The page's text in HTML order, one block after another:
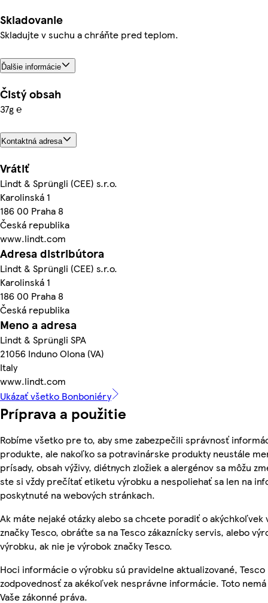
Skladovanie
Skladujte v suchu a chráňte pred teplom.
Ďalšie informácie
Čistý obsah
37g ℮
Kontaktná adresa
Vrátiť
Lindt & Sprüngli (CEE) s.r.o.
Karolinská 1
186 00 Praha 8
Česká republika
www.lindt.com
Adresa distribútora
Lindt & Sprüngli (CEE) s.r.o.
Karolinská 1
186 00 Praha 8
Česká republika
Meno a adresa
Lindt & Sprüngli SPA
21056 Induno Olona (VA)
Italy
www.lindt.com
Ukázať všetko Bonboniéry
Príprava a použitie
Robíme všetko pre to, aby sme zabezpečili správnosť
produkte, ale nakoľko sa potravinárske produkty neustále
prísady, obsah výživy, diétnych zložiek a alergénov sa môžu
ste si vždy prečítať etiketu výrobku a nespoliehať sa len na
poskytnuté na webových stránkach.
Ak máte nejaké otázky alebo sa chcete poradiť o akýchkoľvek
značky Tesco, obráťte sa na Tesco zákaznícky servis, alebo
výrobku, ak nie je výrobok značky Tesco.
Hoci informácie o výrobku sú pravidelne aktualizované, Tesco
zodpovednosť za akékoľvek nesprávne informácie. Toto
Vaše zákonné práva.